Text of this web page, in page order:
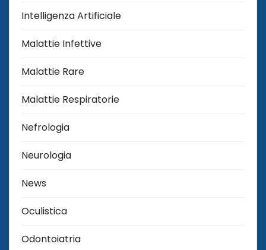
Intelligenza Artificiale
Malattie Infettive
Malattie Rare
Malattie Respiratorie
Nefrologia
Neurologia
News
Oculistica
Odontoiatria